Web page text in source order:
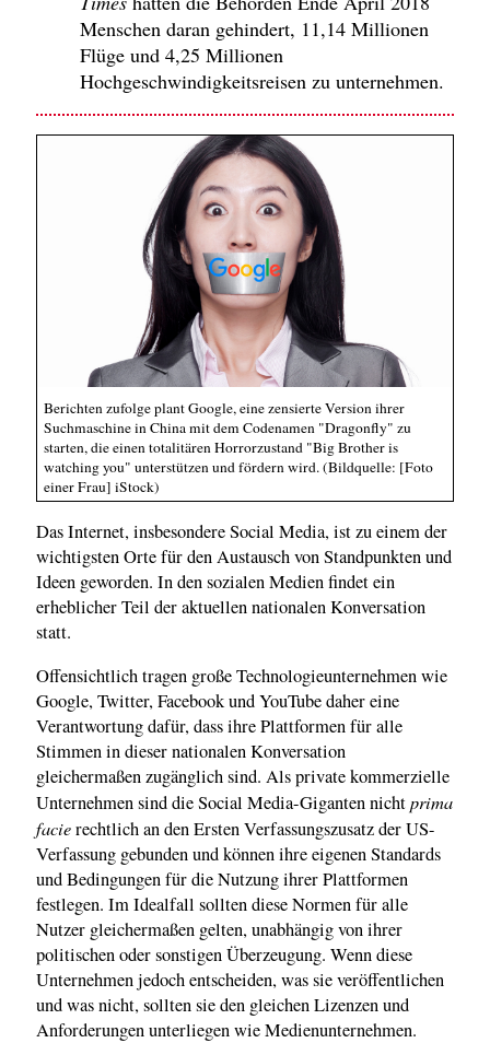
Menschen daran gehindert, 11,14 Millionen
Flüge und 4,25 Millionen
Hochgeschwindigkeitsreisen zu unternehmen.
Berichten zufolge plant Google, eine zensierte Version ihrer
Suchmaschine in China mit dem Codenamen "Dragonfly" zu
starten, die einen totalitären Horrorzustand "Big Brother is
watching you" unterstützen und fördern wird. (Bildquelle: [Foto
einer Frau] iStock)
Das Internet, insbesondere Social Media, ist zu einem der
wichtigsten Orte für den Austausch von Standpunkten und
Ideen geworden. In den sozialen Medien findet ein
erheblicher Teil der aktuellen nationalen Konversation
statt.
Offensichtlich tragen große Technologieunternehmen wie
Google, Twitter, Facebook und YouTube daher eine
Verantwortung dafür, dass ihre Plattformen für alle
Stimmen in dieser nationalen Konversation
gleichermaßen zugänglich sind. Als private kommerzielle
Unternehmen sind die Social Media-Giganten nichtprima
facierechtlich an den Ersten Verfassungszusatz der US-
Verfassung gebunden und können ihre eigenen Standards
und Bedingungen für die Nutzung ihrer Plattformen
festlegen. Im Idealfall sollten diese Normen für alle
Nutzer gleichermaßen gelten, unabhängig von ihrer
politischen oder sonstigen Überzeugung. Wenn diese
Unternehmen jedoch entscheiden, was sie veröffentlichen
und was nicht, sollten sie den gleichen Lizenzen und
Anforderungen unterliegen wie Medienunternehmen.